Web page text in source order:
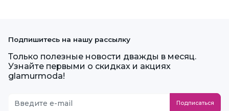
Подпишитесь на нашу рассылку
Только полезные новости дважды в месяц.
Узнайте первыми о скидках и акциях
glamurmoda!